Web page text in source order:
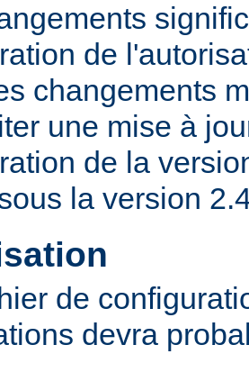
de
changements
une mise à
de la
la version
de
devra